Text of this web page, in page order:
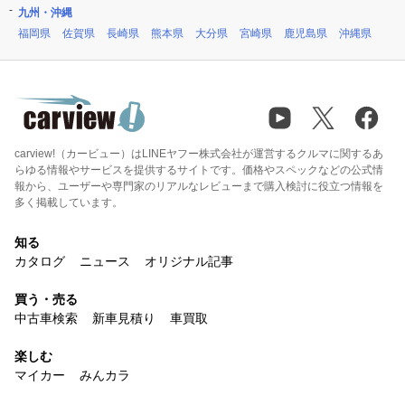
九州・沖縄
福岡県
佐賀県 長崎県 熊本県 大分県 宮崎県 鹿児島県 沖縄県
carview!（カービュー）はLINEヤフー株式会社が運営するクルマに関するあ
らゆる情報やサービスを提供するサイトです。価格やスペックなどの公式情
報から、ユーザーや専門家のリアルなレビューまで購入検討に役立つ情報を
多く掲載しています。
知る
カタログ
ニュース オリジナル記事
買う・売る
中古車検索
新車見積り 車買取
楽しむ
マイカー
みんカラ